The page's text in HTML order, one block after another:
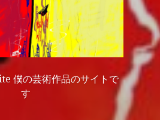
僕の芸術作品のサイトで
す